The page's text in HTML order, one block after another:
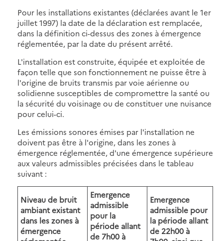
Pour les installations existantes (déclarées avant le 1er
juillet 1997) la date de la déclaration est remplacée,
dans la définition ci-dessus des zones à émergence
réglementée, par la date du présent arrêté.
L'installation est construite, équipée et exploitée de
façon telle que son fonctionnement ne puisse être à
l'origine de bruits transmis par voie aérienne ou
solidienne susceptibles de compromettre la santé ou
la sécurité du voisinage ou de constituer une nuisance
pour celui-ci.
Les émissions sonores émises par l'installation ne
doivent pas être à l'origine, dans les zones à
émergence réglementée, d'une émergence supérieure
aux valeurs admissibles précisées dans le tableau
suivant :
Niveau de bruit
ambiant existant
dans les zones à
émergence
Emergence
admissible
pour la
période allant
de 7h00 à
Emergence
admissible pour
la période allant
de 22h00 à